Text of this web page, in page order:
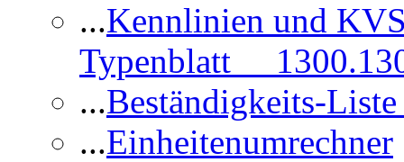
...Kennlinien und
Typenblatt
...Beständigkeits-
...Einheitenumrechner